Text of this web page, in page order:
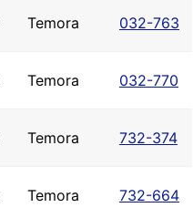
Temora 032-763
Temora 032-770
Temora 732-374
Temora 732-664